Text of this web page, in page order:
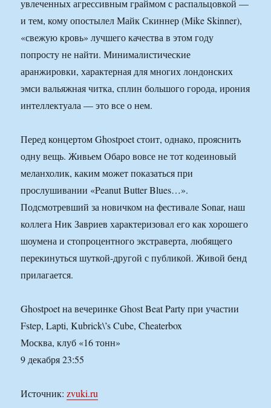
увлеченных агрессивным граймом с распальцовкой —
и тем, кому опостылел Майк Скиннер (Mike Skinner),
«свежую кровь» лучшего качества в этом году
попросту не найти. Минималистические
аранжировки, характерная для многих лондонских
эмси вальяжная читка, сплин большого города, ирония
интеллектуала — это все о нем.
Перед концертом Ghostpoet стоит, однако, прояснить
одну вещь. Живьем Обаро вовсе не тот кодеиновый
меланхолик, каким может показаться при
прослушивании «Peanut Butter Blues…».
Подсмотревший за новичком на фестивале Sonar, наш
коллега Ник Завриев характеризовал его как хорошего
шоумена и стопроцентного экстраверта, любящего
перекинуться шуткой-другой с публикой. Живой бенд
прилагается.
Ghostpoet на вечеринке Ghost Beat Party при участии
Fstep, Lapti, Kubrick\’s Cube, Cheaterbox
Москва, клуб «16 тонн»
9 декабря 23:55
Источник:zvuki.ru